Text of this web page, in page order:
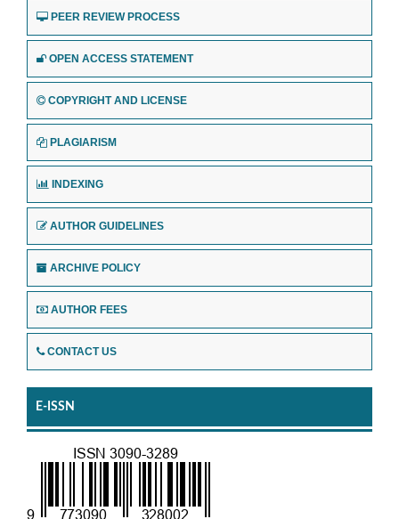
PEER REVIEW PROCESS
OPEN ACCESS STATEMENT
COPYRIGHT AND LICENSE
PLAGIARISM
INDEXING
AUTHOR GUIDELINES
ARCHIVE POLICY
AUTHOR FEES
CONTACT US
E-ISSN